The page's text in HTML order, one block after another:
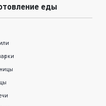
еды